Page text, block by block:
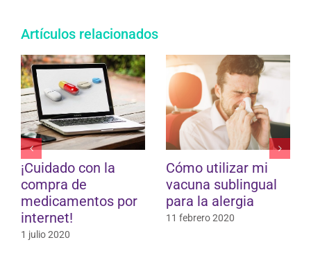
Artículos relacionados
Ahora será más
fácil dejar de fumar
8 octubre 2019
Gluten en
medicamentos:
¿qué excipientes lo
contienen y cuáles